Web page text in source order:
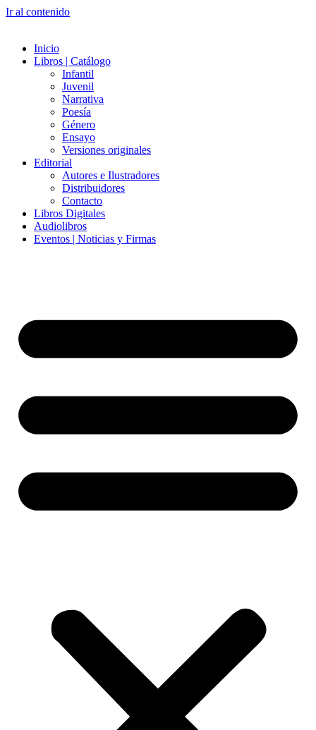
Ir al contenido
Inicio
Libros | Catálogo
Infantil
Juvenil
Narrativa
Poesía
Género
Ensayo
Versiones originales
Editorial
Autores e Ilustradores
Distribuidores
Contacto
Libros Digitales
Audiolibros
Eventos | Noticias y Firmas